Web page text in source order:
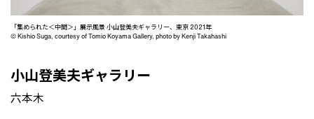
「集められた＜中間＞」展示風景 小山登美夫ギャラリー、東京 2021年
© Kishio Suga, courtesy of Tomio Koyama Gallery, photo by Kenji Takahashi
小山登美夫ギャラリー
六本木